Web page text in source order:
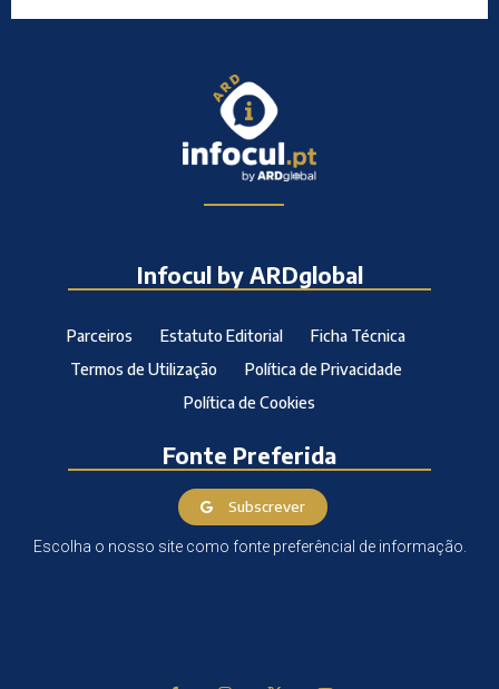
Infocul by ARDglobal
Parceiros Estatuto Editorial
Ficha Técnica
Termos de Utilização
Política de Privacidade
Política de Cookies
Fonte Preferida
Subscrever
Escolha o nosso site como fonte preferêncial de informação.